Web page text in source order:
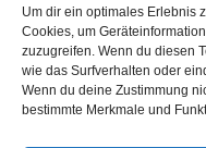
Um dir ein optimales Erlebnis
Cookies, um
zuzugreifen. Wenn du diesen
wie das Surfverhalten oder
Wenn du deine Zustimmung
bestimmte Merkmale und